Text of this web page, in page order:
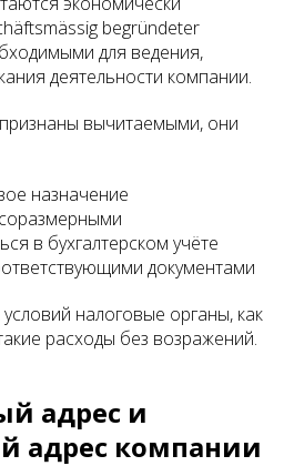
begründeter
для ведения,
деятельности компании.
вычитаемыми, они
назначение
в бухгалтерском учёте
документами
налоговые органы, как
расходы без возражений.
адрес и
адрес компании